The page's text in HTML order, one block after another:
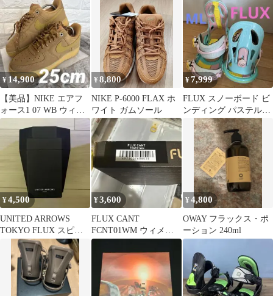
カオワオ
¥ 14,900
【美品】NIKE エアフ
ォース1 07 WB ウィー
ト 25 フラックス
¥8,800
NIKE P-6000 FLAX ホ
ワイト ガムソール
¥7,999
FLUX スノーボード ビ
ンディング パステルカ
ラー MLサイズ
¥4,500
UNITED ARROWS
TOKYO FLUX スピー
カー 本体
¥3,600
FLUX CANT
FCNT01WM ウィメン
ズ Mサイズ
¥4,800
OWAY フラックス・ポ
ーション 240ml